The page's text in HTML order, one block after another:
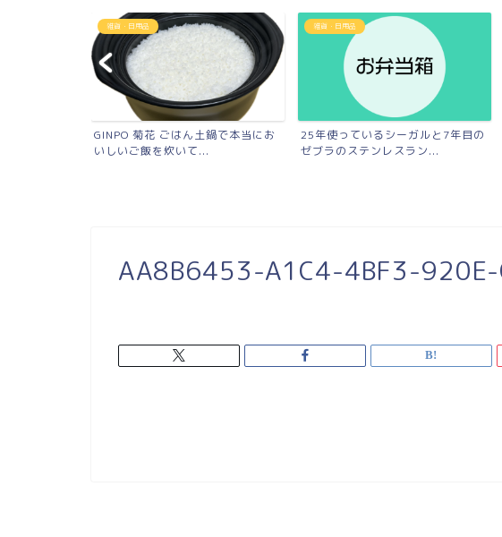
雑貨・日用品
GINPO 菊花 ごはん土鍋で本当にお
いしいご飯を炊いて...
雑貨・日用品
25年使っているシーガルと7年目の
ゼブラのステンレスラン...
AA8B6453-A1C4-4BF3-